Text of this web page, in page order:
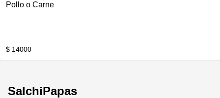
Pollo o Carne
$ 14000
SalchiPapas